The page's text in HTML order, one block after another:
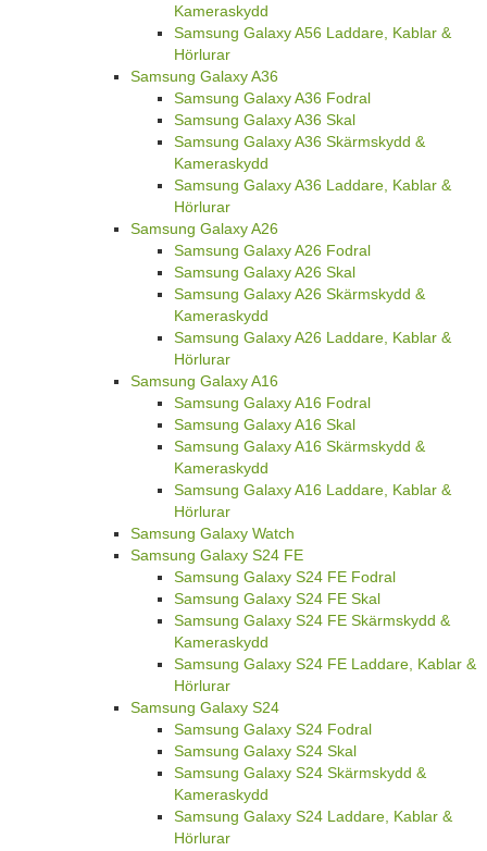
Kameraskydd
Samsung Galaxy A56 Laddare, Kablar &
Hörlurar
Samsung Galaxy A36
Samsung Galaxy A36 Fodral
Samsung Galaxy A36 Skal
Samsung Galaxy A36 Skärmskydd &
Kameraskydd
Samsung Galaxy A36 Laddare, Kablar &
Hörlurar
Samsung Galaxy A26
Samsung Galaxy A26 Fodral
Samsung Galaxy A26 Skal
Samsung Galaxy A26 Skärmskydd &
Kameraskydd
Samsung Galaxy A26 Laddare, Kablar &
Hörlurar
Samsung Galaxy A16
Samsung Galaxy A16 Fodral
Samsung Galaxy A16 Skal
Samsung Galaxy A16 Skärmskydd &
Kameraskydd
Samsung Galaxy A16 Laddare, Kablar &
Hörlurar
Samsung Galaxy Watch
Samsung Galaxy S24 FE
Samsung Galaxy S24 FE Fodral
Samsung Galaxy S24 FE Skal
Samsung Galaxy S24 FE Skärmskydd &
Kameraskydd
Samsung Galaxy S24 FE Laddare, Kablar &
Hörlurar
Samsung Galaxy S24
Samsung Galaxy S24 Fodral
Samsung Galaxy S24 Skal
Samsung Galaxy S24 Skärmskydd &
Kameraskydd
Samsung Galaxy S24 Laddare, Kablar &
Hörlurar